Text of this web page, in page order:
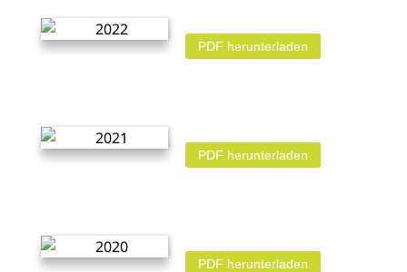
PDF herunterladen
PDF herunterladen
PDF herunterladen